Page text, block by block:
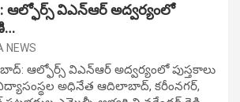
ఆల్ఫోర్స్ విఎన్ఆర్ అద్వర్యంలో
NEWS
ఆల్ఫోర్స్ విఎన్ఆర్ అద్వర్యంలో పుస్తకాలు
అధినేత ఆదిలాబాద్, కరీంనగర్,